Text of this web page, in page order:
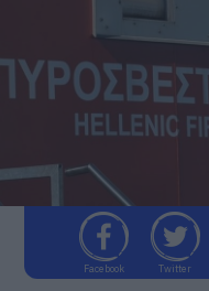
Facebook Twitter